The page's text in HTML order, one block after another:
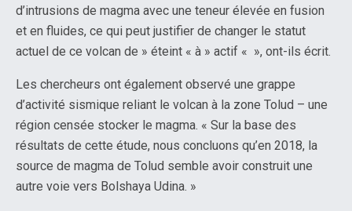
d’intrusions de magma avec une teneur élevée en fusion
et en fluides, ce qui peut justifier de changer le statut
actuel de ce volcan de » éteint « à » actif « », ont-ils écrit.
Les chercheurs ont également observé une grappe
d’activité sismique reliant le volcan à la zone Tolud – une
région censée stocker le magma. « Sur la base des
résultats de cette étude, nous concluons qu’en 2018, la
source de magma de Tolud semble avoir construit une
autre voie vers Bolshaya Udina. »